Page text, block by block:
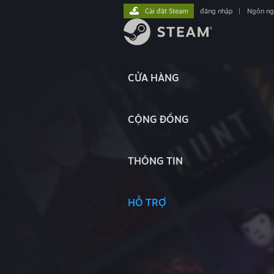
CỬA HÀNG
CỘNG ĐỒNG
THÔNG TIN
HỖ TRỢ
Cài đặt Steam đăng nhập Ngôn